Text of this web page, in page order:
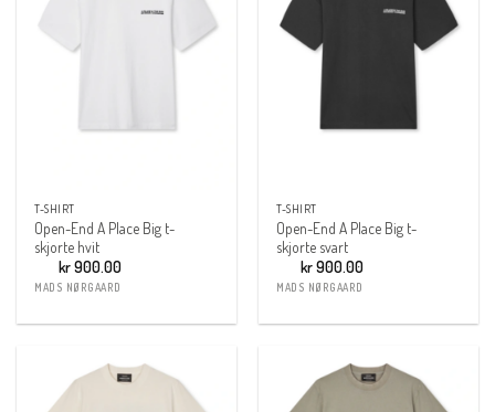
T-SHIRT
Open-End A Place Big t-
skjorte hvit
kr900.00
MADS NØRGAARD
T-SHIRT
Open-End A Place Big t-
skjorte svart
kr900.00
MADS NØRGAARD